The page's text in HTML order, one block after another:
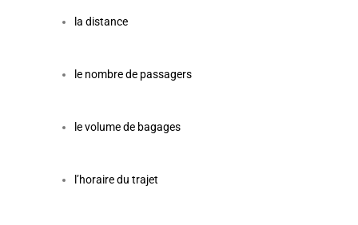
la distance
le nombre de passagers
le volume de bagages
l’horaire du trajet